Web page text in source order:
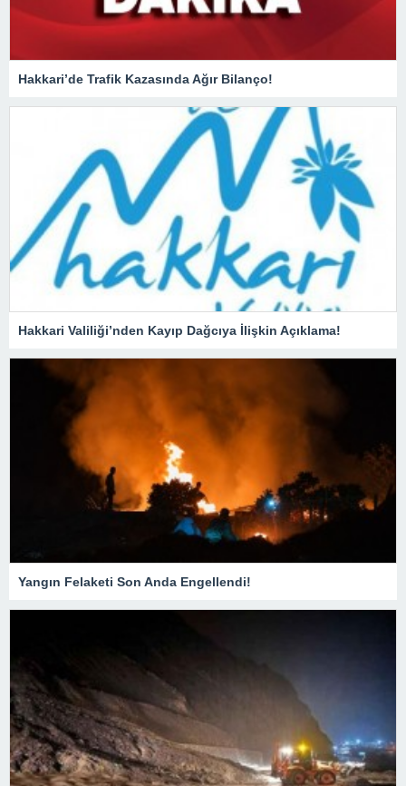
Hakkari’de Trafik Kazasında Ağır Bilanço!
Hakkari Valiliği’nden Kayıp Dağcıya İlişkin Açıklama!
Yangın Felaketi Son Anda Engellendi!